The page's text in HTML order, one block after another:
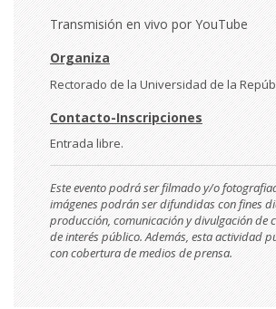
Transmisión en vivo por YouTube
Organiza
Rectorado de la Universidad de la
Contacto-Inscripciones
Entrada libre.
Este evento podrá ser filmado y/o
imágenes podrán ser difundidas con fines
producción, comunicación y divulgación de
de interés público. Además, esta actividad
con cobertura de medios de prensa.